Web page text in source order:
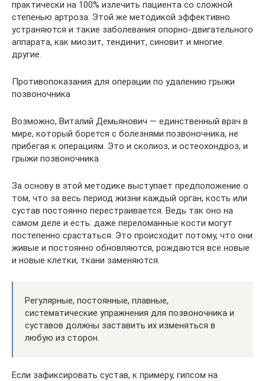
практически на 100% излечить пациента со сложной
степенью артроза. Этой же методикой эффективно
устраняются и такие заболевания опорно-двигательного
аппарата, как миозит, тендинит, синовит и многие
другие.
Противопоказания для операции по удалению грыжи
позвоночника
Возможно, Виталий Демьянович — единственный врач в
мире, который борется с болезнями позвоночника, не
прибегая к операциям. Это и сколиоз, и остеохондроз, и
грыжи позвоночника.
За основу в этой методике выступает предположение о
том, что за весь период жизни каждый орган, кость или
сустав постоянно перестраивается. Ведь так оно на
самом деле и есть: даже переломанные кости могут
постепенно срастаться. Это происходит потому, что они
живые и постоянно обновляются, рождаются все новые
и новые клетки, ткани заменяются.
Регулярные, постоянные, плавные,
систематические упражнения для позвоночника и
суставов должны заставить их изменяться в
любую из сторон.
Если зафиксировать сустав, к примеру, гипсом на